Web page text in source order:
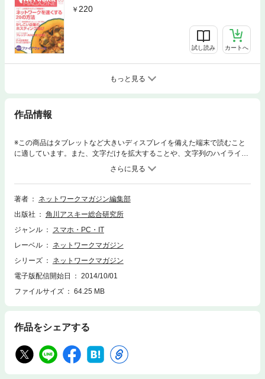
220
試し読み カートへ
もっと見る
作品情報
※この商品はタブレットなど大きいディスプレイを備えた端末で読むこと
に適しています。また、文字だけを拡大することや、文字列のハイライ
ト、検索、辞書の参照、引用などの機能が使用できません。（※『ネット
ワークマガジン2004年3月号』を基に制作しています。復刻版のため誌面
に掲載されている各種情報、プレゼント企画などは出版当時のものです。
また、付録は含まれておりません。）創刊号の2000年12月号から最終号
ク情報誌『ネットワークマガジン』が電子書籍で復刻！2004年3月号は、
特集「ゼロからはじめるネットワーク管理」「VPN「実践」構築ガイド」
著者
ネットワークマガジン編集部
出版社
角川アスキー総合研究所
ジャンル
スマホ・PC・IT
レーベル
ネットワークマガジン
シリーズ
ネットワークマガジン
電子版配信開始日
2014/10/01
ファイルサイズ
64.25 MB
作品をシェアする